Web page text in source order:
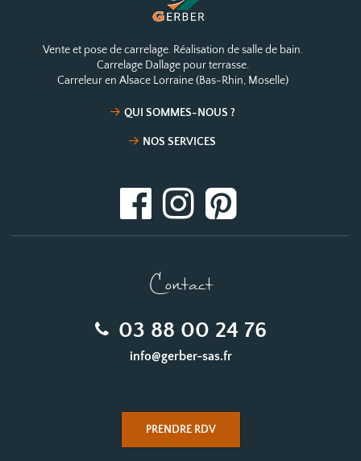
Vente et pose de carrelage. Réalisation de salle de bain.
Carrelage Dallage pour terrasse.
Carreleur en Alsace Lorraine (Bas-Rhin, Moselle)
QUI SOMMES-NOUS ?
NOS SERVICES
Contact
03 88 00 24 76
info@gerber-sas.fr
PRENDRE RDV